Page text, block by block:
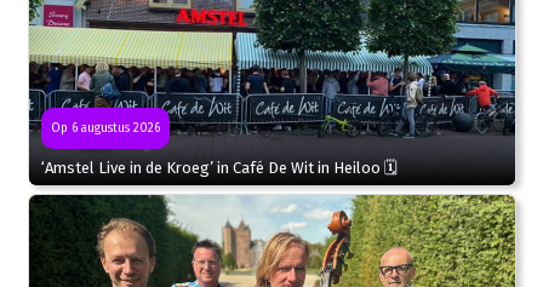
Op 6 augustus 2026
‘Amstel Live in de Kroeg’ in Café De Wit in Heiloo 🗓